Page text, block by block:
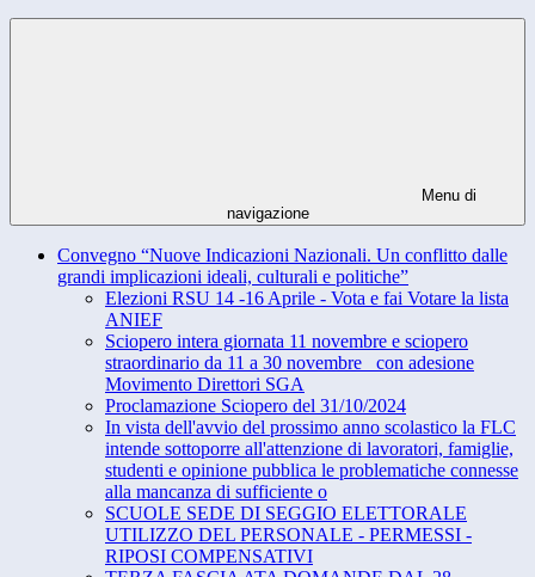
Menu di
navigazione
Convegno “Nuove Indicazioni Nazionali. Un conflitto dalle
grandi implicazioni ideali, culturali e politiche”
Elezioni RSU 14 -16 Aprile - Vota e fai Votare la lista
ANIEF
Sciopero intera giornata 11 novembre e sciopero
straordinario da 11 a 30 novembre_ con adesione
Movimento Direttori SGA
Proclamazione Sciopero del 31/10/2024
In vista dell'avvio del prossimo anno scolastico la FLC
intende sottoporre all'attenzione di lavoratori, famiglie,
studenti e opinione pubblica le problematiche connesse
alla mancanza di sufficiente o
SCUOLE SEDE DI SEGGIO ELETTORALE
UTILIZZO DEL PERSONALE - PERMESSI -
RIPOSI COMPENSATIVI